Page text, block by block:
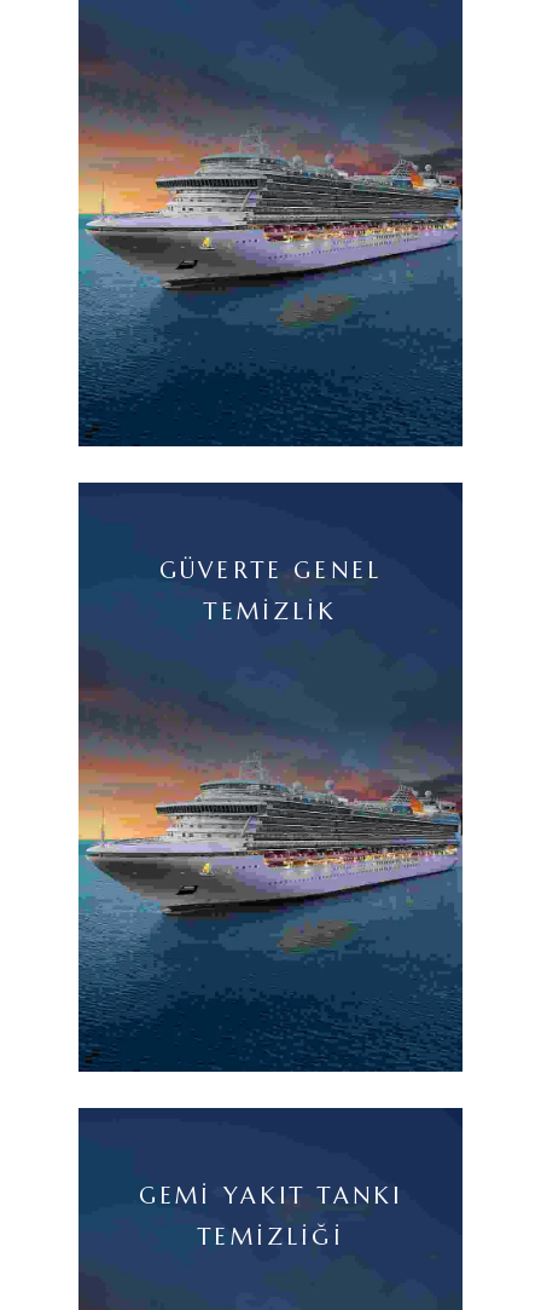
GÜVERTE GENEL
TEMIZLIK
GEMI YAKIT TANKI
TEMIZLIĞI